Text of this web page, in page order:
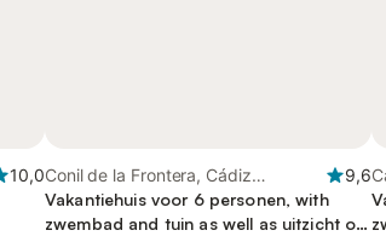
10,0Conil de la Frontera, Cádiz
Provincie
9,6
Vakantiehuis voor 6 personen, with
zwembad and tuin as well as uitzicht op